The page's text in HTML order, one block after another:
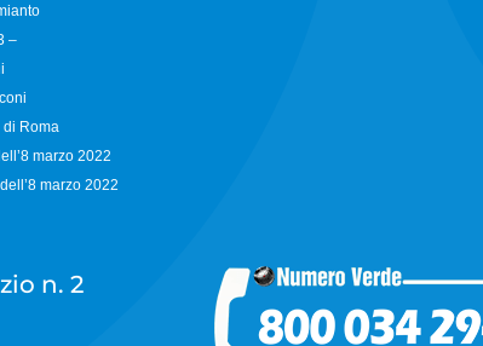
–
di Roma
marzo 2022
marzo 2022
n. 2